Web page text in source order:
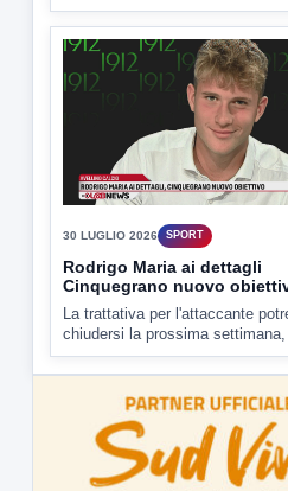
30 LUGLIO 2026 SPORT
Rodrigo Maria ai dettagli
Cinquegrano nuovo
La trattativa per l'attaccante
chiudersi la prossima settimana,